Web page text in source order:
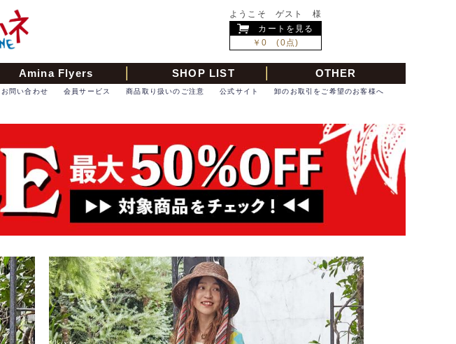
ようこそ ゲスト 様
カートを見る
￥0 (0点)
Amina Flyers SHOP LIST OTHER
卸のお取引をご希望のお客様へ
公式サイト
商品取り扱いのご注意
会員サービス
お問い合わせ